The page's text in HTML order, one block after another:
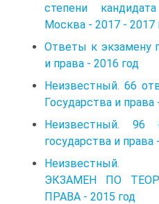
степени
Москва - 2017 - 2017
Ответы к экзамену
и права - 2016 год
Неизвестный. 66
Государства и права
Неизвестный. 96
государства и права
Неизвестный.
ЭКЗАМЕН ПО
ПРАВА - 2015 год